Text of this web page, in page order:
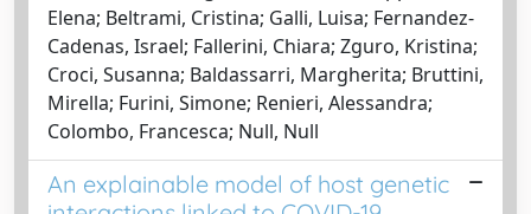
Elena; Beltrami, Cristina; Galli, Luisa; Fernandez-
Cadenas, Israel; Fallerini, Chiara; Zguro, Kristina;
Croci, Susanna; Baldassarri, Margherita; Bruttini,
Mirella; Furini, Simone; Renieri, Alessandra;
Colombo, Francesca; Null, Null
An explainable model of host genetic